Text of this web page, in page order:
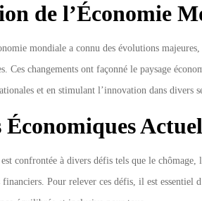
de l’Économie
mondiale a connu des évolutions
Ces changements ont façonné le paysage
et en stimulant l’innovation dans divers
Économiques
confrontée à divers défis tels que le
Pour relever ces défis, il est essentiel